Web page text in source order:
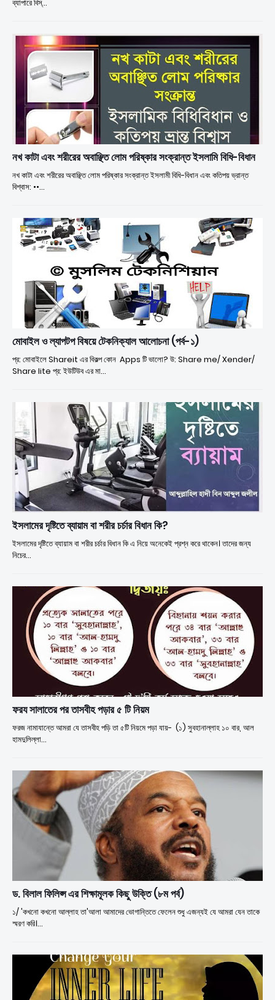
ব্যাপারে বিস্…
নখ কাটা এবং শরীরের অবাঞ্ছিত লোম পরিষ্কার সংক্রান্ত ইসলামি বিধি-বিধান
নখ কাটা এবং শরীরের অবাঞ্ছিত লোম পরিষ্কার সংক্রান্ত ইসলামী বিধি-বিধান এবং কতিপয় ভ্রান্ত
বিশ্বাস: ••…
মোবাইল ও ল্যাপটপ বিষয়ে টেকনিক্যাল আলোচনা (পর্ব-১)
প্র: মোবাইলে Shareit এর বিকল্প কোন Apps টি ভালো? উ: Share me/ Xender/
Share lite প্র: ইউটিউব এর মা…
ইসলামের দৃষ্টিতে ব্যায়াম বা শরীর চর্চার বিধান কি?
ইসলামের দৃষ্টিতে ব্যায়াম বা শরীর চর্চার বিধান কি এ নিয়ে অনেকেই প্রশ্ন করে থাকেন। তাদের জন্য
নিচের…
ফরয সালাতের পর তাসবীহ পড়ার ৫ টি নিয়ম
ফরজ নামাযান্তে আমরা যে তাসবীহ পড়ি তা ৫টি নিয়মে পড়া যায়- (১) সুবহানাল্লাহ ১০ বার, আল
হামদুলিল্লা…
ড. বিলাল ফিলিপ্স এর শিক্ষামূলক কিছু উক্তি (৮ম পর্ব)
১/ 'কখনো কখনো আল্লাহ তা'আলা আমাদের ভোগান্তিতে ফেলেন শুধু এজন্যই যে আমরা যেন তাকে
স্মরণ করি।…